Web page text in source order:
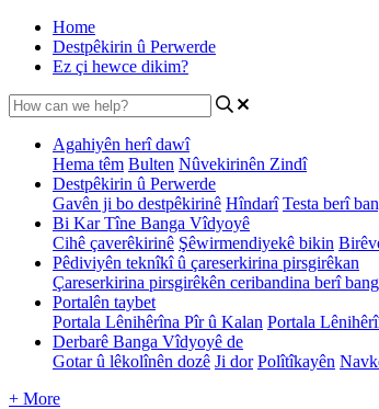
Home
Destpêkirin û Perwerde
Ez çi hewce dikim?
Agahiyên herî dawî
Hema têm Bulten Nûvekirinên Zindî
Destpêkirin û Perwerde
Gavên ji bo destpêkirinê Hîndarî Testa berî
Bi Kar Tîne Banga Vîdyoyê
Cihê çaverêkirinê Şêwirmendiyekê bikin
Pêdiviyên teknîkî û çareserkirina pirsgirêkan
Çareserkirina pirsgirêkên ceribandina berî
Portalên taybet
Portala Lênihêrîna Pîr û Kalan Portala
Derbarê Banga Vîdyoyê de
Gotar û lêkolînên dozê Ji dor Polîtîkayên
+ More